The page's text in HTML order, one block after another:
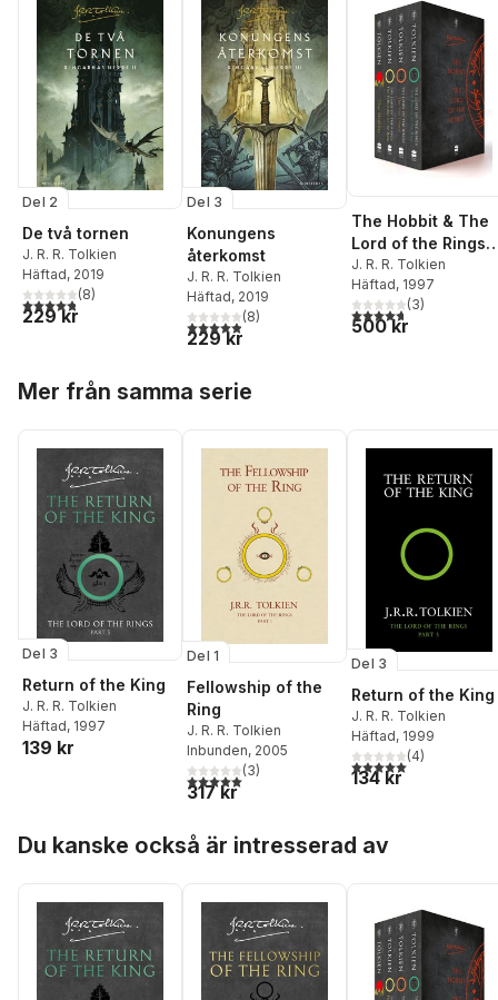
Del 2
De två tornen
J. R. R. Tolkien
Häftad, 2019
4,8utav 5 stjärnor. Totalt antal röster:
(8)
229 kr
Del 3
Konungens
återkomst
J. R. R. Tolkien
Häftad, 2019
4,9utav 5 stjärnor. Totalt antal röster:
(8)
229 kr
The Hobbit & The
Lord of the Rings
Boxed Set
J. R. R. Tolkien
Häftad, 1997
4,7utav 5 stjärnor.
(3)
500 kr
Mer från samma serie
Del 3
Return of the King
J. R. R. Tolkien
Häftad, 1997
139 kr
Del 1
Fellowship of the
Ring
J. R. R. Tolkien
Inbunden, 2005
5,0utav 5 stjärnor. Totalt antal röster:
(3)
317 kr
Del 3
Return of the King
J. R. R. Tolkien
Häftad, 1999
5,0utav 5 stjärnor.
(4)
134 kr
Du kanske också är intresserad av